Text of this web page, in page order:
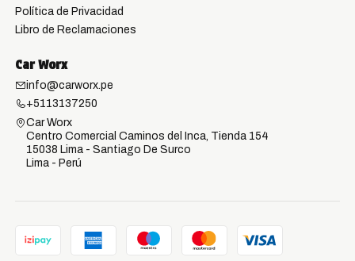
Política de Privacidad
Libro de Reclamaciones
Car Worx
info@carworx.pe
+5113137250
Car Worx
Centro Comercial Caminos del Inca, Tienda 154
15038 Lima - Santiago De Surco
Lima - Perú